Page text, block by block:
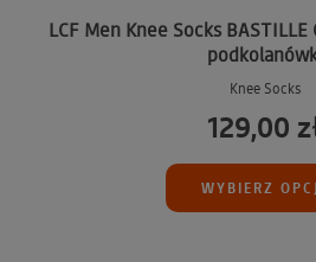
LCF Men Knee Socks
Knee Socks
129,00
WYBIERZ